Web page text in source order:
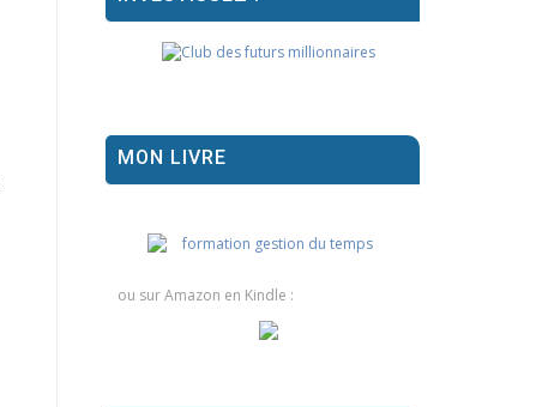
MON LIVRE
ou sur Amazon en Kindle :